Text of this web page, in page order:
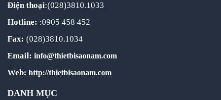
Điện thoại:(028)3810.1033
Hotline: :0905 458 452
Fax: (028)3810.1034
Email: info@thietbisaonam.com
Web: http://thietbisaonam.com
DANH MỤC